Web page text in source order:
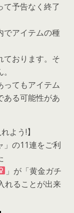
予告なく終了
でアイテムの種
おります。そ
てもアイテム
ある可能性があ
よう!】
」の11連をご利
」が「黄金ガチ
れることが出来